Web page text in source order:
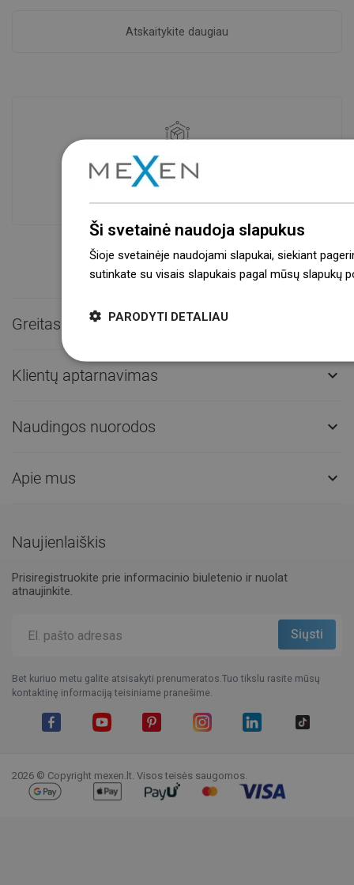
Atskaitykite daugiau
Prekių prieinamumas
Mūsų produktai jūsų laukia moderniame
sandėlyje.Visada pasirengusi išsiųsti!
Greitas kontaktas
Klientų aptarnavimas 
Naudingos nuorodos 
Apie mus 
Naujienlaiškis
Prisiregistruokite prie informacinio biuletenio ir nuolat
atnaujinkite.
Bet kuriuo metu galite atsisakyti prenumeratos.Tuo tikslu rasite mūsų
kontaktinę informaciją teisiniame pranešime.
2026 © Copyright mexen.lt. Visos teisės saugomos.
Ši svetainė naudoja slapukus
Šioje svetainėje naudojami slapukai, siekiant
sutinkate su visais slapukais pagal mūsų slapukų
PARODYTI DETALIAU